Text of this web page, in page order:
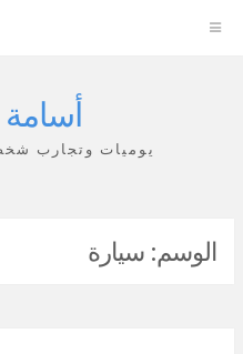
أسامة
يوميات وتجارب
الوسم: سيارة